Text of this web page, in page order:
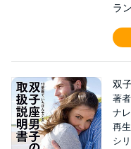
ラ
双
著者
ナ
再
シ